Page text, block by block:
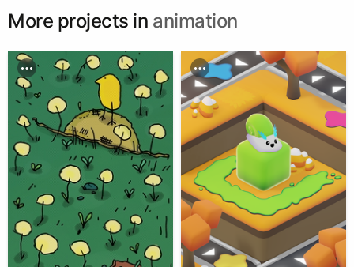
More projects in animation